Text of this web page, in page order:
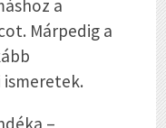
a
Márpedig a